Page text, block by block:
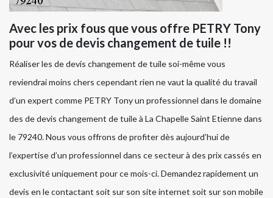
Avec les prix fous que vous offre PETRY Tony
pour vos de devis changement de tuile !!
Réaliser les de devis changement de tuile soi-même vous
reviendrai moins chers cependant rien ne vaut la qualité du travail
d’un expert comme PETRY Tony un professionnel dans le domaine
des de devis changement de tuile à La Chapelle Saint Etienne dans
le 79240. Nous vous offrons de profiter dès aujourd’hui de
l’expertise d’un professionnel dans ce secteur à des prix cassés en
exclusivité uniquement pour ce mois-ci. Demandez rapidement un
devis en le contactant soit sur son site internet soit sur son mobile